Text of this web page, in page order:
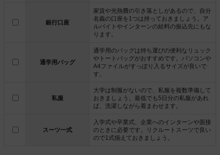
銀行口座
家賃や光熱費の引き落としがあるので、自分
名義の口座を1つは持っておきましょう。ア
ルバイトやインターンの給料の振込先にもな
ります。
通学用バッグ
通学用のバッグは持ち運びの便利なリュック
やトートバッグがおすすめです。パソコンや
A4ファイルがすっぽり入るサイズが良いで
す。
私服
大学は制服がないので、私服を複数準備して
おきましょう。最低でも5日分の私服があれ
ば、洗濯しながら着まわせます。
スーツ一式
入学式や卒業式、企業へのインターンや面接
のときに必要です。リクルートスーツで良い
ので1式揃えておきましょう。